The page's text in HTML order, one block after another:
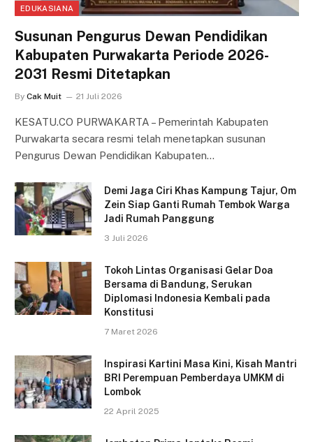
EDUKASIANA
Susunan Pengurus Dewan Pendidikan
Kabupaten Purwakarta Periode 2026-
2031 Resmi Ditetapkan
By Cak Muit 21 Juli 2026
KESATU.CO PURWAKARTA – Pemerintah Kabupaten
Purwakarta secara resmi telah menetapkan susunan
Pengurus Dewan Pendidikan Kabupaten…
Demi Jaga Ciri Khas Kampung Tajur, Om
Zein Siap Ganti Rumah Tembok Warga
Jadi Rumah Panggung
3 Juli 2026
Tokoh Lintas Organisasi Gelar Doa
Bersama di Bandung, Serukan
Diplomasi Indonesia Kembali pada
Konstitusi
7 Maret 2026
Inspirasi Kartini Masa Kini, Kisah Mantri
BRI Perempuan Pemberdaya UMKM di
Lombok
22 April 2025